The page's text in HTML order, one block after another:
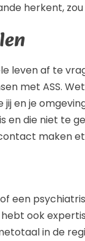
herkent,
leven af te
met ASS.
en je
en die niet te
maken
een
ook
in de